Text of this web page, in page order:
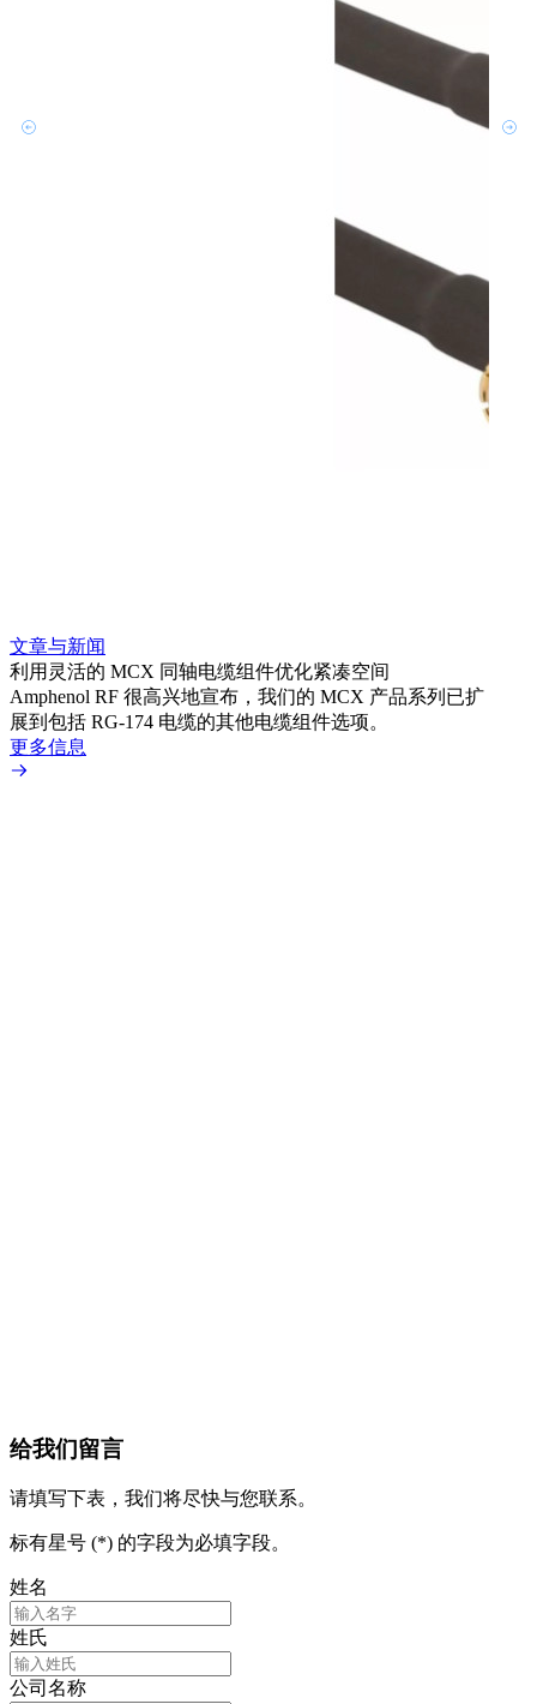
文章与新闻
利用灵活的 MCX 同轴电缆组件优化紧凑空间
Amphenol RF 很高兴地宣布，我们的 MCX 产品系列已扩
展到包括 RG-174 电缆的其他电缆组件选项。
更多信息
给我们留言
请填写下表，我们将尽快与您联系。
标有星号 (*) 的字段为必填字段。
姓名
姓氏
公司名称